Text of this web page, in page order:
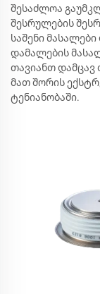
შესაძლოა
შესრულების
საშენი
დამალების
თავიანთ დამცავ
მათ შორის
ტენიანობაში.